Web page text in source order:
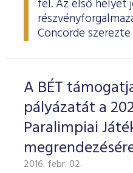
ESG Útmutató
fel. Az első helyet
Concorde
A BÉT
pályázatát a
Paralimpiai
2016. febr. 02.